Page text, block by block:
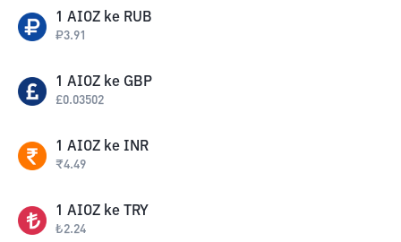
1 AIOZ ke RUB
₽3.91
1 AIOZ ke GBP
£0.03502
1 AIOZ ke INR
₹4.49
1 AIOZ ke TRY
₺2.24